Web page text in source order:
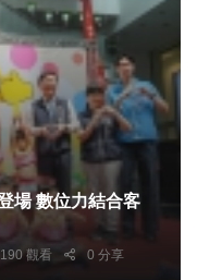
場 數位力結合客
觀看 0 分享